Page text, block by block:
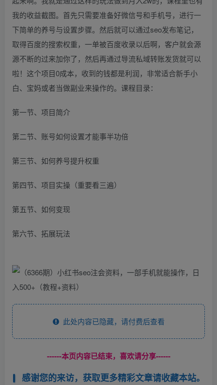
我的收益截图。首先只需要准备好微信号和手机号，进行一
下简单的养号与设置步骤。然后就可以通过seo发布笔记，
取得百度的搜索权重，一单被百度收录以后啊，客户就会源
源不断的过来加你了，然后再通过导流私域转账发货就可以
啦！这个项目0成本，收到的钱都是利润，非常适合新手小
白、宝妈或者当做副业来操作的。课程目录：
第一节、项目简介
第二节、账号如何设置才能事半功倍
第三节、如何养号提升权重
第四节、项目实操（重要看三遍）
第五节、如何变现
第六节、拓展玩法
此处内容已隐藏，请付费后查看
------本页内容已结束，喜欢请分享------
感谢您的来访，获取更多精彩文章请收藏本站。